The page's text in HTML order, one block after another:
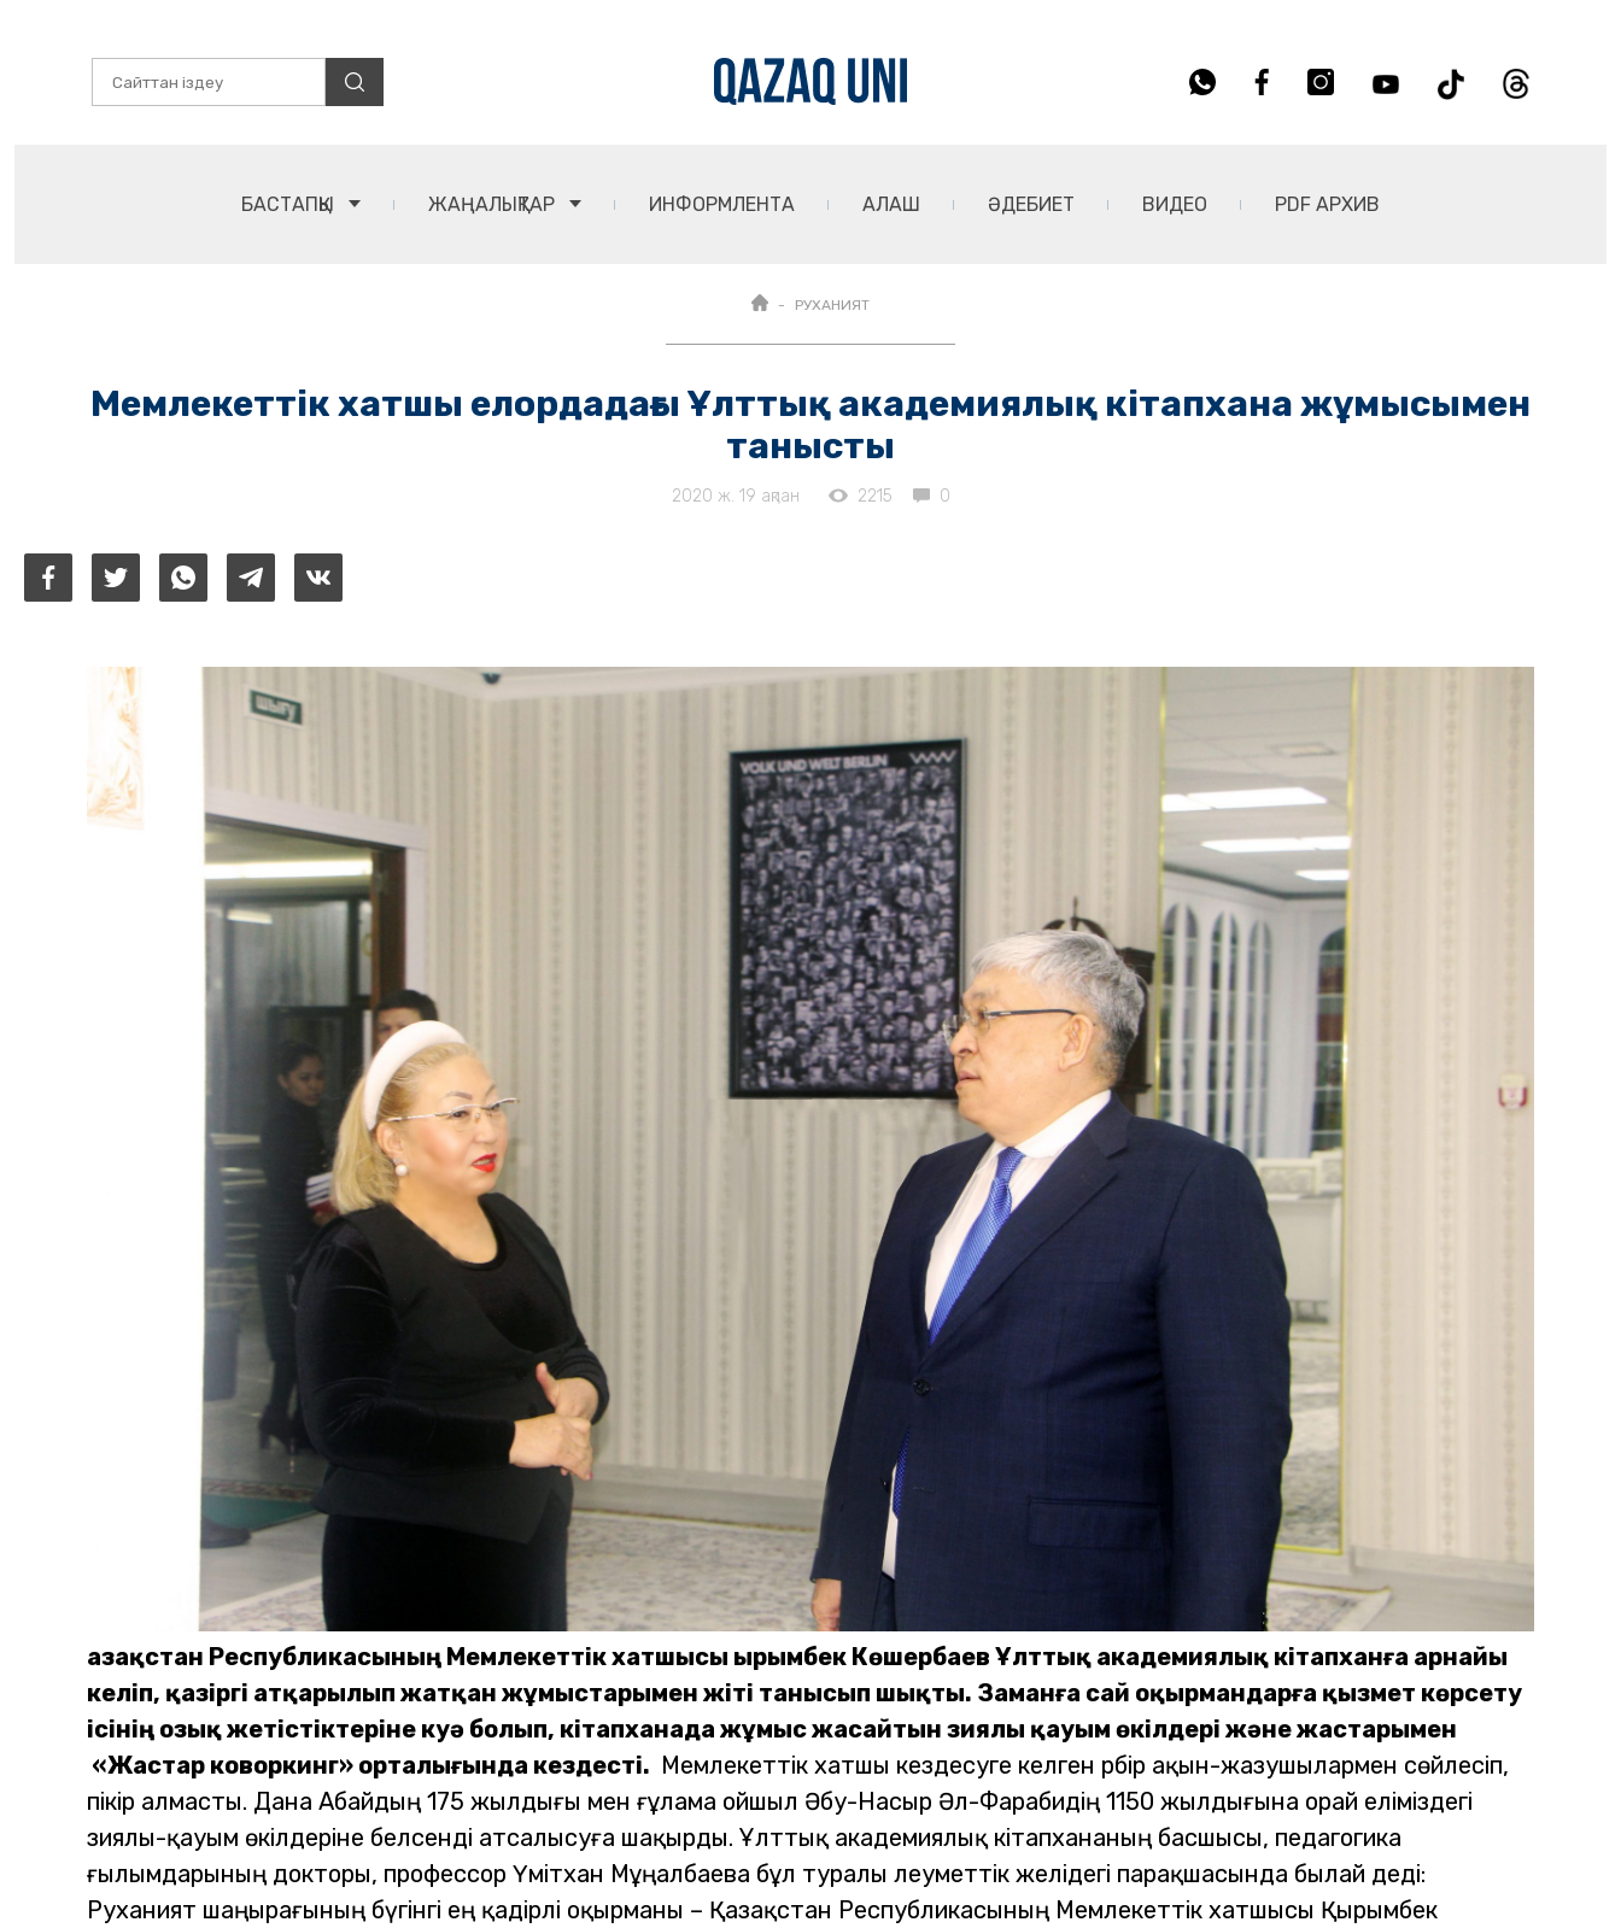
БАСТАПҚЫ ЖАҢАЛЫҚТАР ИНФОРМЛЕНТА АЛАШ ӘДЕБИЕТ ВИДЕО PDF АРХИВ
РУХАНИЯТ
Мемлекеттік хатшы елордадағы Ұлттық академиялық кітапхана жұмысымен
танысты
2020 ж. 19 ақпан 2215 0
Қазақстан Республикасының Мемлекеттік хатшысы Қырымбек Көшербаев Ұлттық академиялық кітапханға арнайы
келіп, қазіргі атқарылып жатқан жұмыстарымен жіті танысып шықты. Заманға сай оқырмандарға қызмет көрсету
ісінің озық жетістіктеріне куә болып, кітапханада жұмыс жасайтын зиялы қауым өкілдері және жастарымен
«Жастар коворкинг» орталығында кездесті. Мемлекеттік хатшы кездесуге келген әрбір ақын-жазушылармен сөйлесіп,
пікір алмасты. Дана Абайдың 175 жылдығы мен ғұлама ойшыл Әбу-Насыр Әл-Фарабидің 1150 жылдығына орай еліміздегі
зиялы-қауым өкілдеріне белсенді атсалысуға шақырды. Ұлттық академиялық кітапхананың басшысы, педагогика
ғылымдарының докторы, профессор Үмітхан Мұңалбаева бұл туралы әлеуметтік желідегі парақшасында былай деді:
Руханият шаңырағының бүгінгі ең қадірлі оқырманы – Қазақстан Республикасының Мемлекеттік хатшысы Қырымбек